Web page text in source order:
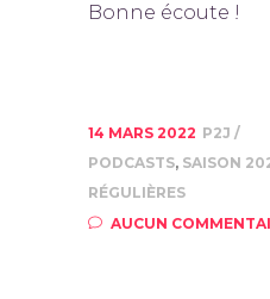
Bonne écoute !
14 MARS 2022 P2J
PODCASTS, SAISON
RÉGULIÈRES
AUCUN